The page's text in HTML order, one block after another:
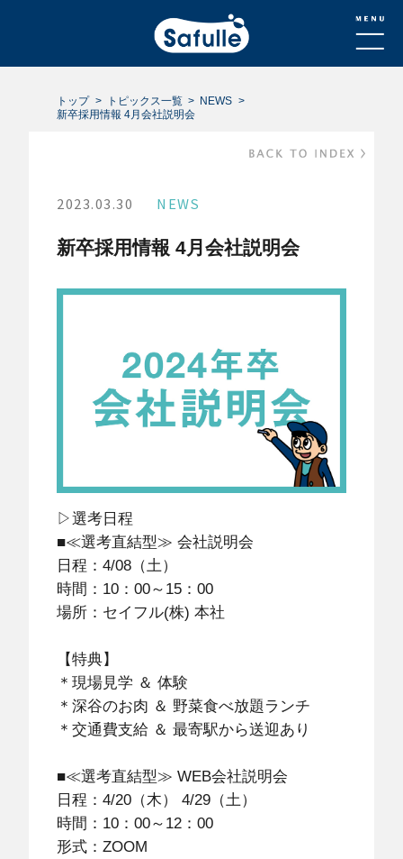
トップ トピックス一覧
NEWS
新卒採用情報 4月会社説明会
2023.03.30 NEWS
新卒採用情報 4月会社説明会
▷選考日程
■≪選考直結型≫ 会社説明会
日程：4/08（土）
時間：10：00～15：00
場所：セイフル(株) 本社
【特典】
＊現場見学 ＆ 体験
＊深谷のお肉 ＆ 野菜食べ放題ランチ
＊交通費支給 ＆ 最寄駅から送迎あり
■≪選考直結型≫ WEB会社説明会
日程：4/20（木） 4/29（土）
時間：10：00～12：00
形式：ZOOM